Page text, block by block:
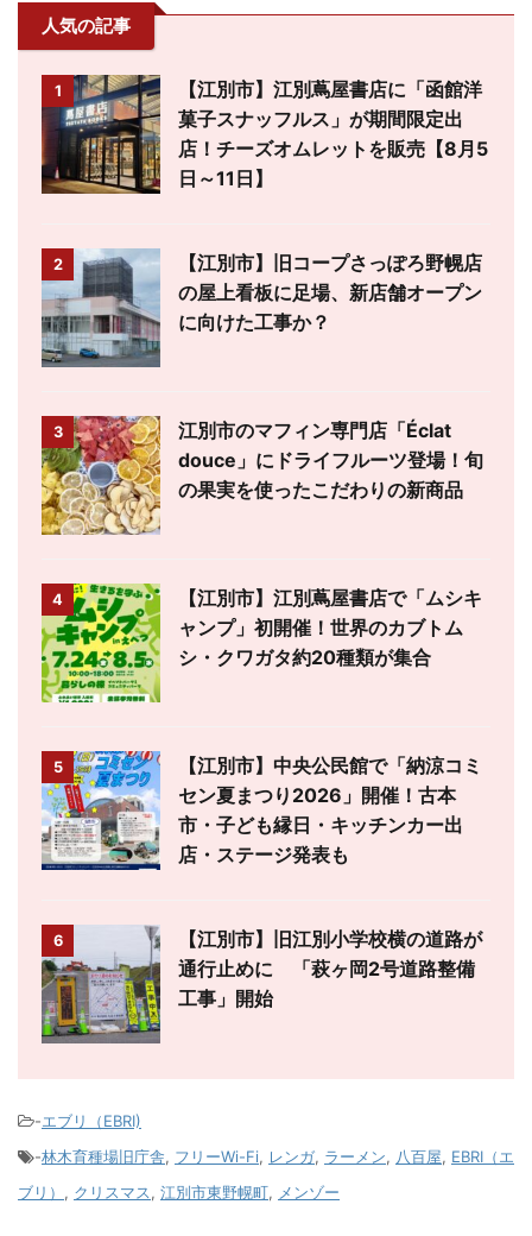
人気の記事
1
【江別市】江別蔦屋書店に「函館洋
菓子スナッフルス」が期間限定出
店！チーズオムレットを販売【8月5
日～11日】
2
【江別市】旧コープさっぽろ野幌店
の屋上看板に足場、新店舗オープン
に向けた工事か？
3
江別市のマフィン専門店「Éclat
douce」にドライフルーツ登場！旬
の果実を使ったこだわりの新商品
4
【江別市】江別蔦屋書店で「ムシキ
ャンプ」初開催！世界のカブトム
シ・クワガタ約20種類が集合
5
【江別市】中央公民館で「納涼コミ
セン夏まつり2026」開催！古本
市・子ども縁日・キッチンカー出
店・ステージ発表も
6
【江別市】旧江別小学校横の道路が
通行止めに 「萩ヶ岡2号道路整備
工事」開始
-エブリ（EBRI)
-林木育種場旧庁舎, フリーWi-Fi, レンガ, ラーメン, 八百屋, EBRI（エ
ブリ） , クリスマス, 江別市東野幌町, メンゾー